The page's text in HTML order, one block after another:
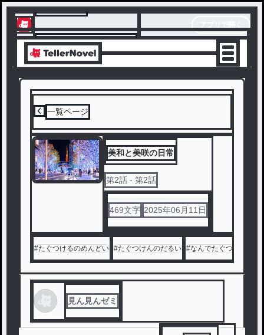
テラーノベル
アプリでサクサク楽しめる
一覧ページ
美和と美咲の日常
第2話 - 第2話
469文字 2025年06月11日
#たぐつけるのめんどい #たぐつけんのだるい #なんでたぐつけなきゃ
見ん見んゼミ